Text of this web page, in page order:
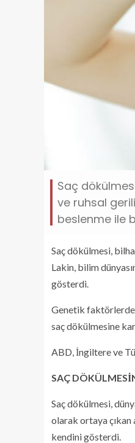
Saç
ve ruhsal
beslenme ile
Saç dökülmesi,
Lakin, bilim
gösterdi.
Genetik
saç dökülmesine
ABD, İngiltere ve
SAÇ
Saç dökülmesi,
olarak ortaya
kendini gösterdi.